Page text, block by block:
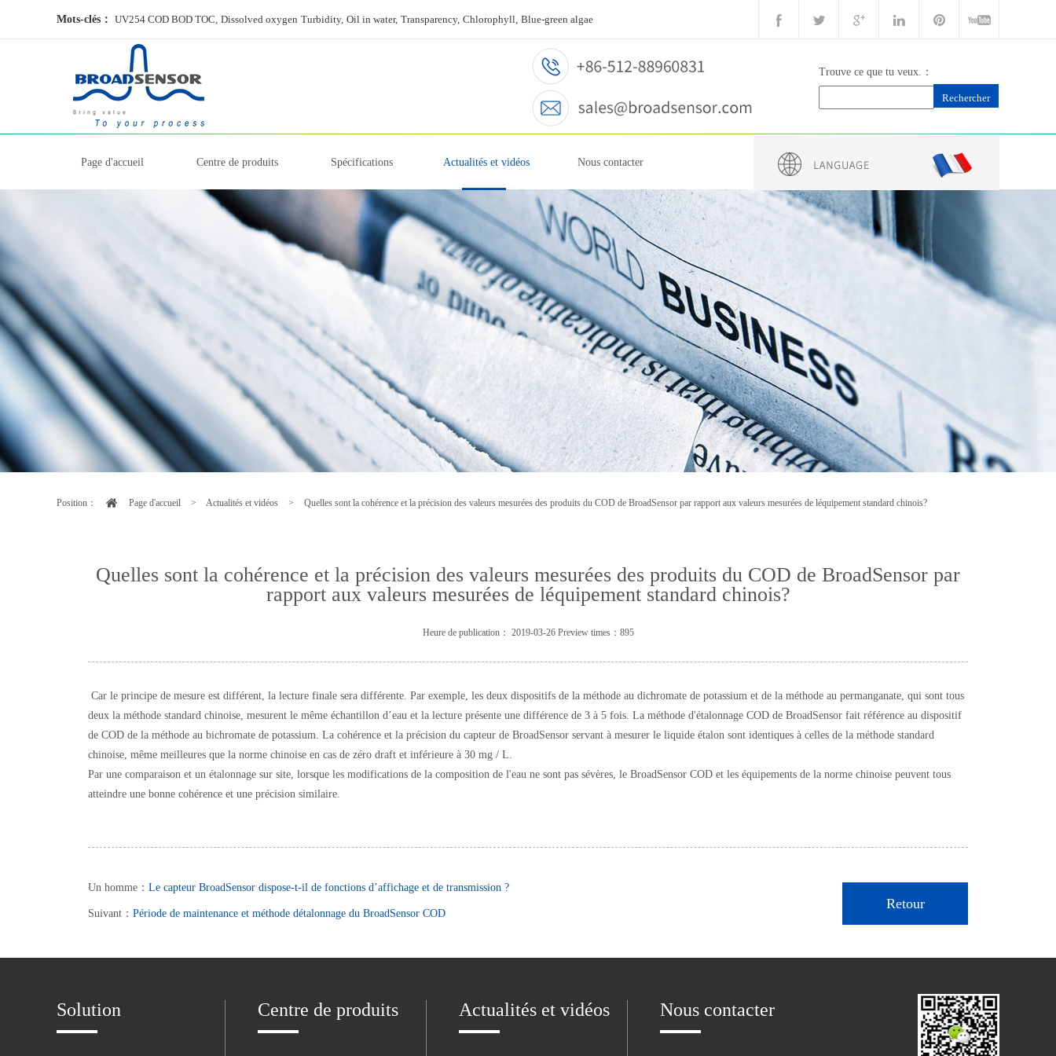
Mots-clés： UV254 COD BOD TOC, Dissolved oxygen Turbidity, Oil in water, Transparency, Chlorophyll, Blue-green algae
Trouve ce que tu veux.：
Page d'accueil Centre de produits Spécifications Actualités et vidéos Nous contacter
Position： Page d'accueil > Actualités et vidéos > Quelles sont la cohérence et la précision des valeurs mesurées des produits du COD de BroadSensor par rapport aux valeurs mesurées de léquipement standard chinois?
Quelles sont la cohérence et la précision des valeurs mesurées des produits du COD de BroadSensor par
rapport aux valeurs mesurées de léquipement standard chinois?
Heure de publication： 2019-03-26 Preview times：895
Car le principe de mesure est différent, la lecture finale sera différente. Par exemple, les deux dispositifs de la méthode au dichromate de potassium et de la méthode au permanganate, qui sont tous
deux la méthode standard chinoise, mesurent le même échantillon d’eau et la lecture présente une différence de 3 à 5 fois. La méthode d'étalonnage COD de BroadSensor fait référence au dispositif
de COD de la méthode au bichromate de potassium. La cohérence et la précision du capteur de BroadSensor servant à mesurer le liquide étalon sont identiques à celles de la méthode standard
chinoise, même meilleures que la norme chinoise en cas de zéro draft et inférieure à 30 mg / L.
Par une comparaison et un étalonnage sur site, lorsque les modifications de la composition de l'eau ne sont pas sévères, le BroadSensor COD et les équipements de la norme chinoise peuvent tous
atteindre une bonne cohérence et une précision similaire.
Un homme： Le capteur BroadSensor dispose-t-il de fonctions d’affichage et de transmission ?
Suivant： Période de maintenance et méthode détalonnage du BroadSensor COD
Retour
Solution Centre de produits Actualités et vidéos Nous contacter